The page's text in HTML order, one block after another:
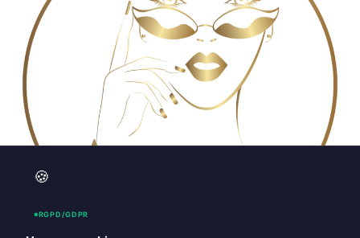
🍪
RGPD/GDPR